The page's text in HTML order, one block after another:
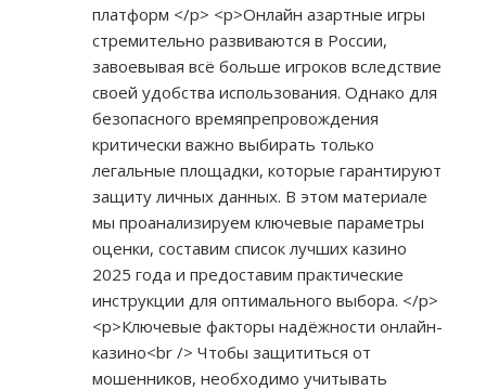
платформ </p> <p>Онлайн азартные игры
стремительно развиваются в России,
завоевывая всё больше игроков вследствие
своей удобства использования. Однако для
безопасного времяпрепровождения
критически важно выбирать только
легальные площадки, которые гарантируют
защиту личных данных. В этом материале
мы проанализируем ключевые параметры
оценки, составим список лучших казино
2025 года и предоставим практические
инструкции для оптимального выбора. </p>
<p>Ключевые факторы надёжности онлайн-
казино<br /> Чтобы защититься от
мошенников, необходимо учитывать